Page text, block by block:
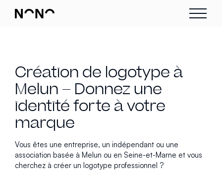
Création de logotype à
Melun – Donnez une
identité forte à votre
marque
Vous êtes une entreprise, un indépendant ou une
association basée à Melun ou en Seine-et-Marne et vous
cherchez à créer un logotype professionnel ?